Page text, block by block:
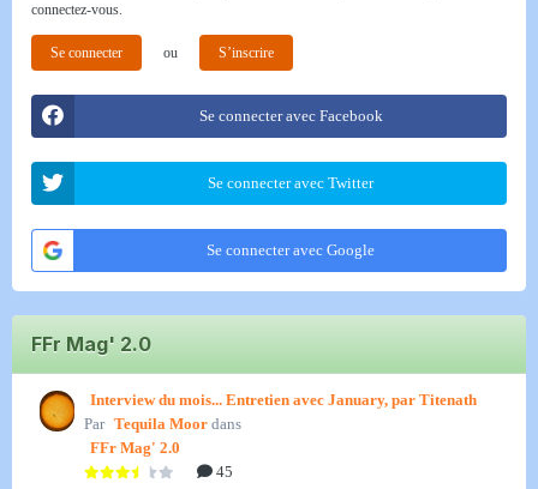
connectez-vous.
Se connecter ou S’inscrire
Se connecter avec Facebook
Se connecter avec Twitter
Se connecter avec Google
FFr Mag' 2.0
Interview du mois... Entretien avec January, par Titenath
Par Tequila Moor dans
FFr Mag' 2.0
45